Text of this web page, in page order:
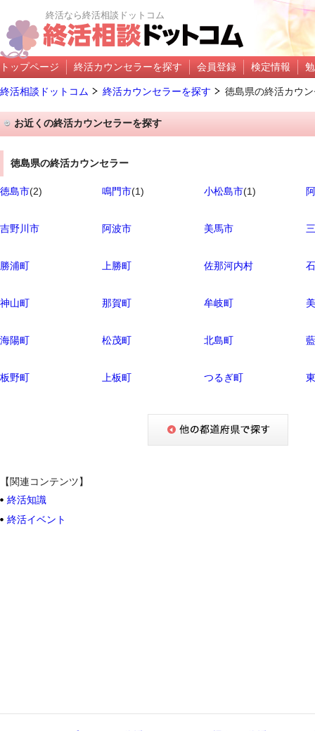
終活なら終活相談ドットコム
トップページ 終活カウンセラーを探す 会員登録 検定情報
終活相談ドットコム 終活カウンセラーを探す 徳島県の終活カウ
お近くの終活カウンセラーを探す
徳島県の終活カウンセラー
徳島市(2) 鳴門市(1) 小松島市(1)
吉野川市 阿波市 美馬市
勝浦町 上勝町 佐那河内村
神山町 那賀町 牟岐町
海陽町 松茂町 北島町
板野町 上板町 つるぎ町
【関連コンテンツ】
終活知識
終活イベント